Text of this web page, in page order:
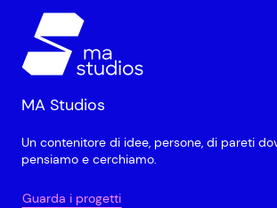
MA Studios
Un contenitore di idee, persone, di pareti
pensiamo e cerchiamo.
Guarda i progetti